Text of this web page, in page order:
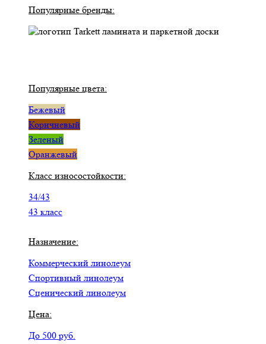
Популярные бренды:
Популярные цвета:
Бежевый
Коричневый
Зеленый
Оранжевый
Класс износостойкости:
34/43
43 класс
Назначение:
Коммерческий линолеум
Спортивный линолеум
Сценический линолеум
Цена:
До 500 руб.